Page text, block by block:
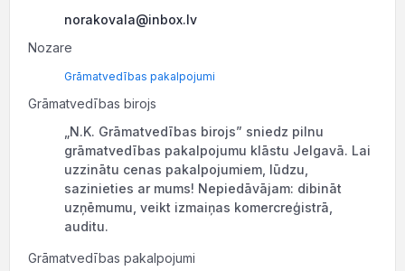
norakovala@inbox.lv
Nozare
Grāmatvedības pakalpojumi
Grāmatvedības birojs
„N.K. Grāmatvedības birojs” sniedz pilnu
grāmatvedības pakalpojumu klāstu Jelgavā. Lai
uzzinātu cenas pakalpojumiem, lūdzu,
sazinieties ar mums! Nepiedāvājam: dibināt
uzņēmumu, veikt izmaiņas komercreģistrā,
auditu.
Grāmatvedības pakalpojumi